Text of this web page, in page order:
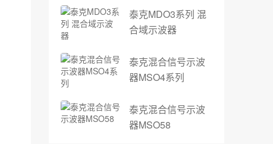
泰克MDO3系列 混
合域示波器
泰克混合信号示波
器MSO4系列
泰克混合信号示波
器MSO58